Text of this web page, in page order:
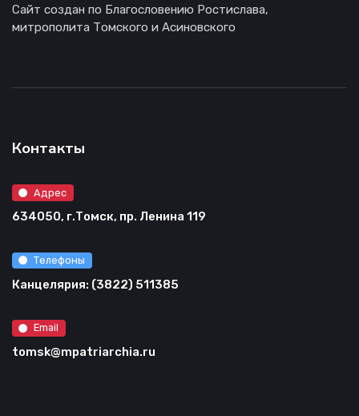
Сайт создан по Благословению Ростислава,
митрополита Томского и Асиновского
Контакты
Адрес
634050, г.Томск, пр. Ленина 119
Телефоны
Канцелярия: (3822) 511385
Email
tomsk@mpatriarchia.ru